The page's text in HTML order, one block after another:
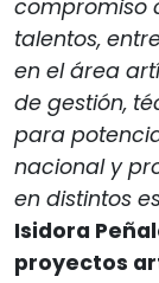
compromiso
talentos,
en el área
de gestión,
para
nacional y
en distintos
Isidora
proyectos